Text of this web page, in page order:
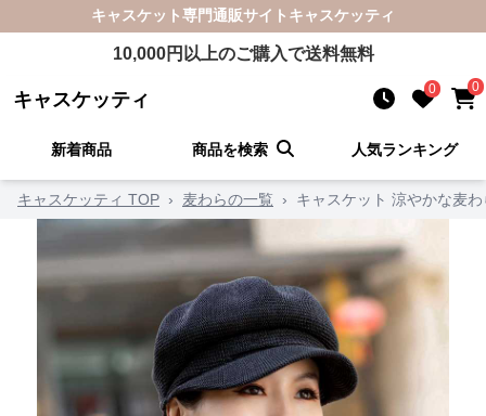
キャスケット専門通販サイト キャスケッティ
10,000円以上のご購入で送料無料
キャスケッティ 0 0
新着商品 商品を検索 人気ランキング
キャスケッティ TOP › 麦わらの一覧 › キャスケット 涼やかな麦